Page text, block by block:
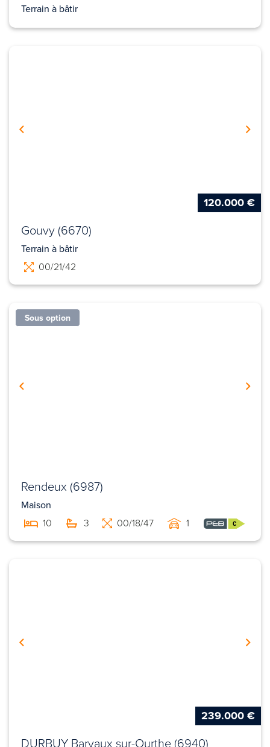
Terrain à bâtir
120.000 €
Gouvy (6670)
Terrain à bâtir
00/21/42
Sous option
Rendeux (6987)
Maison
10
3 00/18/47 1
239.000 €